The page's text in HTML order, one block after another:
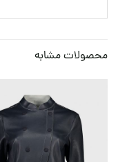
محصولات مشابه